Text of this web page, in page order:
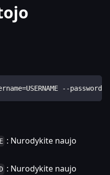
--
: Nurodykite naujo
: Nurodykite naujo